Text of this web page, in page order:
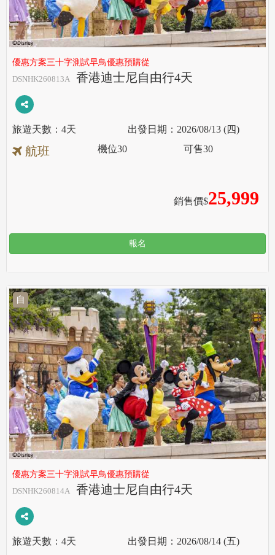
優惠方案三十字測試早鳥優惠預購從
DSNHK260813A
香港迪士尼自由行4天
4天 2026/08/13 (四)
航班
銷售價$25,999
機位30 可售30
報名
自
優惠方案三十字測試早鳥優惠預購從
DSNHK260814A
香港迪士尼自由行4天
4天 2026/08/14 (五)